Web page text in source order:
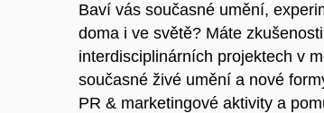
Baví vás současné umění,
doma i ve světě? Máte
interdisciplinárních projektech v
současné živé umění a nové
PR & marketingové aktivity a